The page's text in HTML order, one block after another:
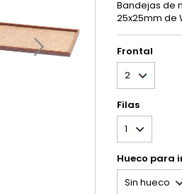
Bandejas de
25x25mm de
Frontal
Filas
Hueco para